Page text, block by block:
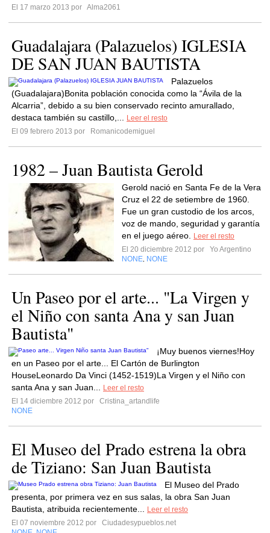
El 17 marzo 2013 por Alma2061
Guadalajara (Palazuelos) IGLESIA
DE SAN JUAN BAUTISTA
Palazuelos
(Guadalajara)Bonita población conocida como la “Ávila de la
Alcarria”, debido a su bien conservado recinto amurallado,
destaca también su castillo,...
Leer el resto
El 09 febrero 2013 por
Romanicodemiguel
1982 – Juan Bautista Gerold
Gerold nació en Santa Fe de la Vera
Cruz el 22 de setiembre de 1960.
Fue un gran custodio de los arcos,
voz de mando, seguridad y garantía
en el juego aéreo.
Leer el resto
El 20 diciembre 2012 por
Yo Argentino
NONE NONE
Un Paseo por el arte... "La Virgen y
el Niño con santa Ana y san Juan
Bautista"
¡Muy buenos viernes!Hoy
en un Paseo por el arte... El Cartón de Burlington
HouseLeonardo Da Vinci (1452-1519)La Virgen y el Niño con
santa Ana y san Juan...
Leer el resto
El 14 diciembre 2012 por
Cristina_artandlife
NONE
El Museo del Prado estrena la obra
de Tiziano: San Juan Bautista
El Museo del Prado
presenta, por primera vez en sus salas, la obra San Juan
Bautista, atribuida recientemente...
Leer el resto
El 07 noviembre 2012 por
Ciudadesypueblos.net